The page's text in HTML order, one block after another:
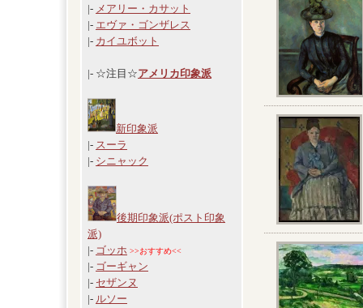
|- メアリー・カサット
|- エヴァ・ゴンザレス
|- カイユボット
|- ☆注目☆アメリカ印象派
新印象派
|- スーラ
|- シニャック
後期印象派(ポスト印象
派)
|- ゴッホ >>おすすめ<<
|- ゴーギャン
|- セザンヌ
|- ルソー